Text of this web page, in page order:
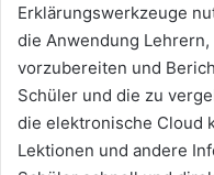
Erklärungswerkzeuge
die Anwendung
vorzubereiten und
Schüler und die zu
die elektronische Cloud
Lektionen und andere